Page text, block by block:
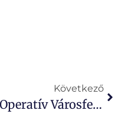
Következő
Operatív Városfejlesztés: A Stratégiák Gyakorlati Megvalósítása És Az Akcióterületi Tervezés Módszertana